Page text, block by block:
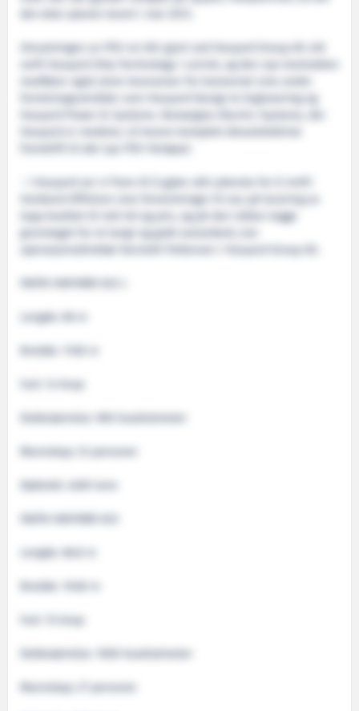
Utrustningen av PSV-en blir gjort ved Havyard Group AS sitt
verft Havyard Ship Technology i Leirvik, og den nye kontrakten
medfører også store leveranser for konsernet sine andre
forretningsområder som Havyard Design & Engineering og
Havyard Power & Systems. Norwegian Electric Systems, der
Havyard er medeier, vil levere komplett dieselelektrisk
fremdrift til det nye PSV–fartøyet.
- I Havyard ser vi frem til å gjøre vårt ytterste for å innfri
Vestland Offshore sine forventninger til oss på levering av
topp kvalitet til rett tid og pris, og på den måten legge
grunnlaget for et langt og godt samarbeid, sier
operasjonsdirektør Kenneth Pettersen i Havyard Group AS.
FAKTA HAVYARD 832 L
Lengde: 86 m
Bredde: 17.60 m
Fart: 14 knop
Dekkstørrelse: 900 kvadratmeter
Mannskap: 23 personer
Dødvekt: 4200 tonn
FAKTA HAVYARD 833
Lengde: 86.8 m
Bredde: 19.60 m
Fart: 15 knop
Dekkstørrelse: 1000 kvadratmeter
Mannskap: 27 personer